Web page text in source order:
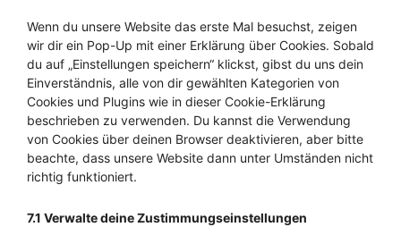
Wenn du unsere Website das erste Mal besuchst, zeigen
wir dir ein Pop-Up mit einer Erklärung über Cookies. Sobald
du auf „Einstellungen speichern“ klickst, gibst du uns dein
Einverständnis, alle von dir gewählten Kategorien von
Cookies und Plugins wie in dieser Cookie-Erklärung
beschrieben zu verwenden. Du kannst die Verwendung
von Cookies über deinen Browser deaktivieren, aber bitte
beachte, dass unsere Website dann unter Umständen nicht
richtig funktioniert.
7.1 Verwalte deine Zustimmungseinstellungen